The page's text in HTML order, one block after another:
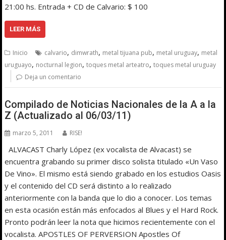
21:00 hs. Entrada + CD de Calvario: $ 100
LEER MÁS
Inicio calvario, dimwrath, metal tijuana pub, metal uruguay, metal
uruguayo, nocturnal legion,toques metal arteatro,toques metal uruguay
Deja un comentario
Compilado de Noticias Nacionales de la A a la
Z (Actualizado al 06/03/11)
marzo 5, 2011 RISE!
ALVACAST Charly López (ex vocalista de Alvacast) se
encuentra grabando su primer disco solista titulado «Un Vaso
De Vino». El mismo está siendo grabado en los estudios Oasis
y el contenido del CD será distinto a lo realizado
anteriormente con la banda que lo dio a conocer. Los temas
en esta ocasión están más enfocados al Blues y el Hard Rock.
Pronto podrán leer la nota que hicimos recientemente con el
vocalista. APOSTLES OF PERVERSION Apostles Of